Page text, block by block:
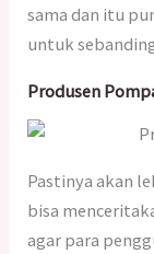
sama dan itu
untuk
Produsen
Pastinya akan
bisa
agar para